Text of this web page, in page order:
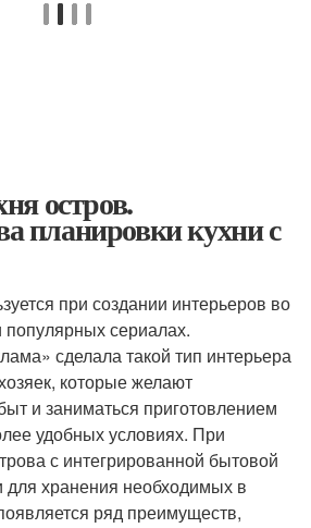
остров.
планировки кухни с
при создании интерьеров во
популярных сериалах.
сделала такой тип интерьера
которые желают
и заниматься приготовлением
удобных условиях. При
с интегрированной бытовой
хранения необходимых в
ряд преимуществ,